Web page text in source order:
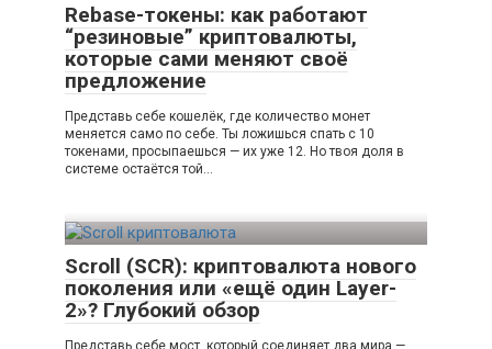
Rebase-токены: как работают
“резиновые” криптовалюты,
которые сами меняют своё
предложение
Представь себе кошелёк, где количество монет
меняется само по себе. Ты ложишься спать с 10
токенами, просыпаешься — их уже 12. Но твоя доля в
системе остаётся той…
Scroll (SCR): криптовалюта нового
поколения или «ещё один Layer-
2»? Глубокий обзор
Представь себе мост, который соединяет два мира —